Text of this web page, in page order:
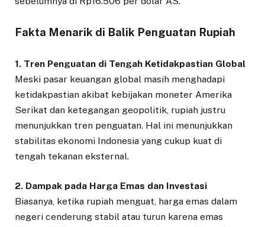
Fakta Menarik di Balik Penguatan Rupiah
1. Tren Penguatan di Tengah Ketidakpastian Global
Meski pasar keuangan global masih menghadapi
ketidakpastian akibat kebijakan moneter Amerika
Serikat dan ketegangan geopolitik, rupiah justru
menunjukkan tren penguatan. Hal ini menunjukkan
stabilitas ekonomi Indonesia yang cukup kuat di
tengah tekanan eksternal.
2. Dampak pada Harga Emas dan Investasi
Biasanya, ketika rupiah menguat, harga emas dalam
negeri cenderung stabil atau turun karena emas